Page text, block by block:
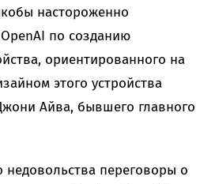
настороженно
по созданию
ориентированного на
этого устройства
Айва, бывшего главного
переговоры о